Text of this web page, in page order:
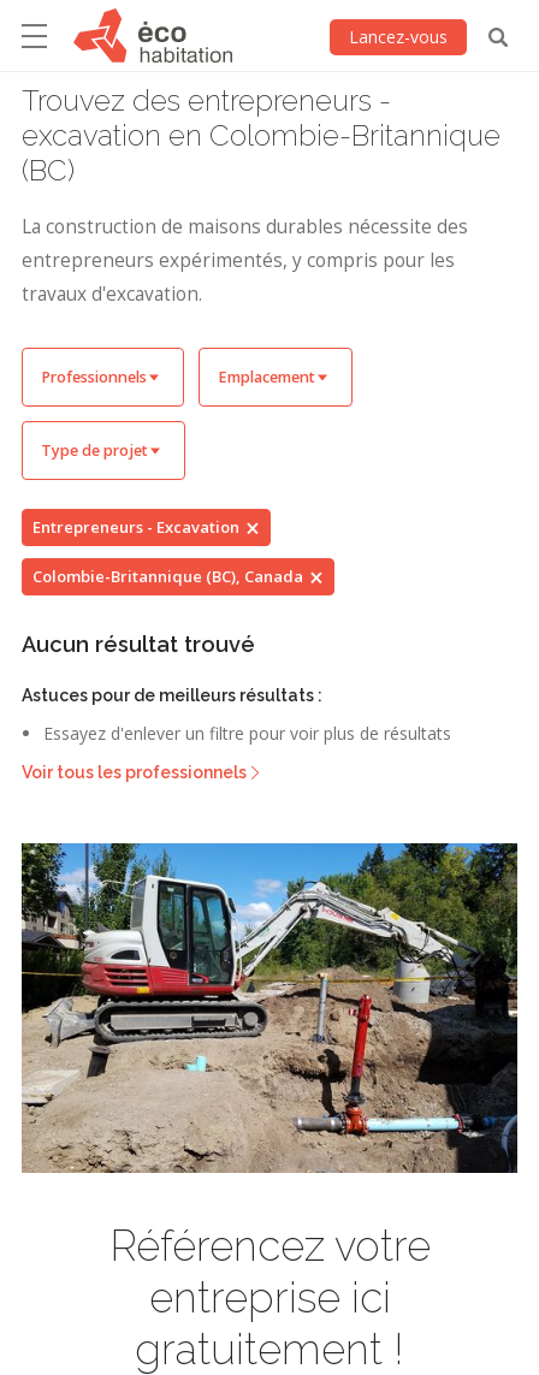
Lancez-vous
Trouvez des entrepreneurs -
excavation en Colombie-Britannique
(BC)
La construction de maisons durables nécessite des
entrepreneurs expérimentés, y compris pour les
travaux d'excavation.
Professionnels Emplacement
Type de projet
Entrepreneurs - Excavation
Colombie-Britannique (BC), Canada
Aucun résultat trouvé
Astuces pour de meilleurs résultats :
Essayez d'enlever un filtre pour voir plus de résultats
Voir tous les professionnels
Référencez votre
entreprise ici
gratuitement !